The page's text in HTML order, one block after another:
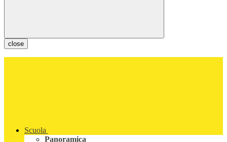
close
Scuola
Panoramica